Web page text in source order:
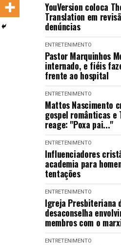
LANÇAMENTOS
YouVersion coloca
Translation em
denúncias
ENTRETENIMENTO
Pastor Marquinhos
internado, e fiéis
frente ao hospital
ENTRETENIMENTO
Mattos Nascimento
gospel românticas e
reage: "Poxa pai..."
ENTRETENIMENTO
Influenciadores
academia para
tentações
ENTRETENIMENTO
Igreja Presbiteriana
desaconselha
membros com o
ENTRETENIMENTO